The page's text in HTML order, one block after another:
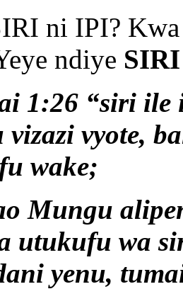
ni IPI?
ndiye
1:26 “siri
vizazi vyote,
wake;
Mungu
utukufu wa
yenu,